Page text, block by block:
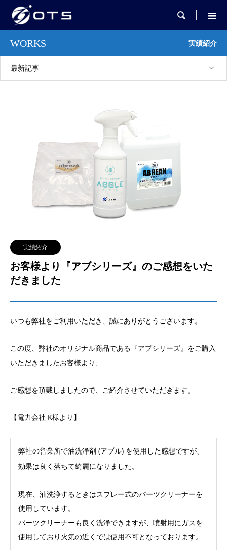

WORKS 実績紹介
最新記事
実績紹介
お客様より『アブシリーズ』のご感想をいた
だきました
いつも弊社をご利用いただき、誠にありがとうございます。
この度、弊社のオリジナル商品である『アブシリーズ』をご購入
いただきましたお客様より、
ご感想を頂戴しましたので、ご紹介させていただきます。
【電力会社 K様より】
弊社の営業所で油洗浄剤 (アブル) を使用した感想ですが、
効果は良く落ちて綺麗になりました。
現在、油洗浄するときはスプレー式のパーツクリーナーを
使用しています。
パーツクリーナーも良く洗浄できますが、噴射用にガスを
使用しており火気の近くでは使用不可となっております。